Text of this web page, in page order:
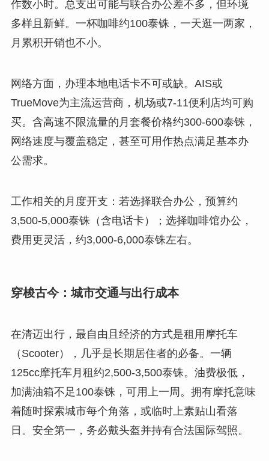
作数小时。总支出可能与联合办公差不多，但环境
多样且新鲜。一杯咖啡约100泰铢，一天逛一两家，
月累积开销也不小。
网络方面，办理本地电话卡不可或缺。AIS或
TrueMove为主流运营商，机场或7-11便利店均可购
买。含高速不限流量的月套餐价格约300-600泰铢，
网络速度与覆盖稳定，甚至可用作热点满足基本办
公需求。
工作相关的月度开支：若选择联合办公，预算约
3,500-5,000泰铢（含电话卡）；选择咖啡馆办公，
费用更灵活，约3,000-6,000泰铢左右。
穿梭古今：城市交通与出行成本
在清迈出行，最自由且经济的方式是租用摩托车
（Scooter），几乎是长期居住者的必备。一辆
125cc摩托车月租约2,500-3,500泰铢。油费极低，
加满油箱不足100泰铢，可用上一周。拥有摩托意味
着随时探索城市每个角落，或临时上素贴山看落
日。安全第一，务必戴头盔并持有合法国际驾照。